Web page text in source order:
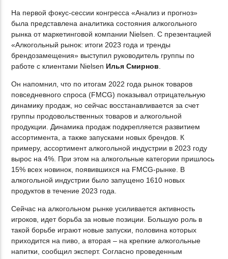
На первой фокус-сессии конгресса «Анализ и прогноз»
была представлена аналитика состояния алкогольного
рынка от маркетинговой компании Nielsen. С презентацией
«Алкогольный рынок: итоги 2023 года и тренды
брендозамещения» выступил руководитель группы по
работе с клиентами Nielsen Илья Смирнов.
Он напомнил, что по итогам 2022 года рынок товаров
повседневного спроса (FMCG) показывал отрицательную
динамику продаж, но сейчас восстанавливается за счет
группы продовольственных товаров и алкогольной
продукции. Динамика продаж подкрепляется развитием
ассортимента, а также запусками новых брендов. К
примеру, ассортимент алкогольной индустрии в 2023 году
вырос на 4%. При этом на алкогольные категории пришлось
15% всех новинок, появившихся на FMCG-рынке. В
алкогольной индустрии было запущено 1610 новых
продуктов в течение 2023 года.
Сейчас на алкогольном рынке усиливается активность
игроков, идет борьба за новые позиции. Большую роль в
такой борьбе играют новые запуски, половина которых
приходится на пиво, а вторая – на крепкие алкогольные
напитки, сообщил эксперт. Согласно проведенным